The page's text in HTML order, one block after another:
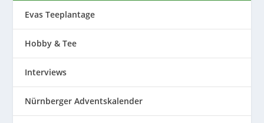
Evas Teeplantage
Hobby & Tee
Interviews
Nürnberger Adventskalender